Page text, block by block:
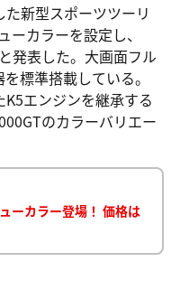
新型スポーツツーリ
ーカラーを設定し、
発表した。大画面フル
標準搭載している。
エンジンを継承する
のカラーバリエー
ーカラー登場！ 価格は